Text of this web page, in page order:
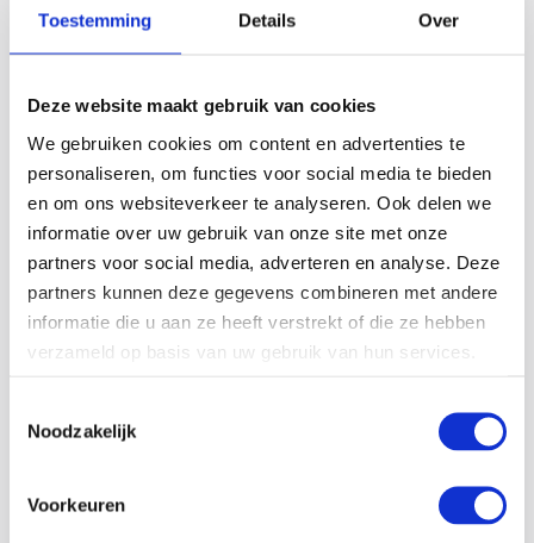
Toestemming Details Over
Deze website maakt gebruik van cookies
We gebruiken cookies om content en advertenties te
personaliseren, om functies voor social media te bieden
en om ons websiteverkeer te analyseren. Ook delen we
informatie over uw gebruik van onze site met onze
partners voor social media, adverteren en analyse. Deze
partners kunnen deze gegevens combineren met andere
informatie die u aan ze heeft verstrekt of die ze hebben
verzameld op basis van uw gebruik van hun services.
Noodzakelijk
Voorkeuren
TDS spuiafsluiter
Appendages